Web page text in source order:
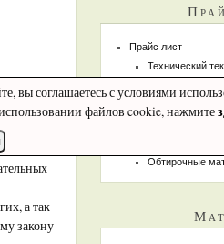
вы соглашаетесь с условиями
файлов cookie, нажмите
а так
закону
Прайс лист
Технический
Ленты ХБ,
Обтирочные